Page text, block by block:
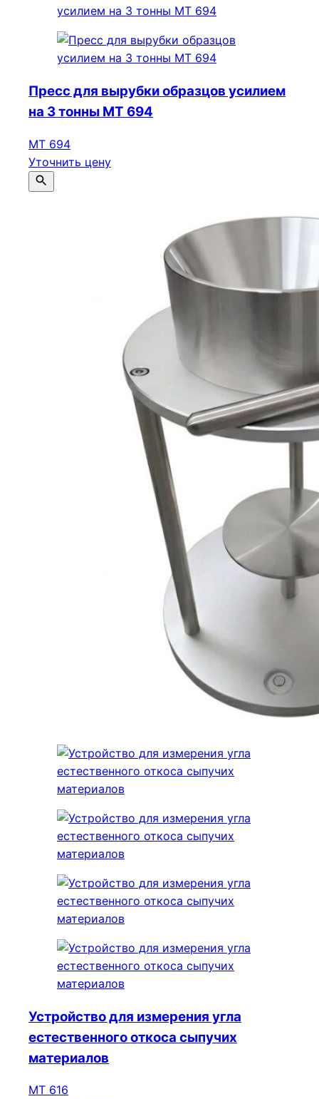
Пресс для вырубки образцов усилием
на 3 тонны МТ 694
МТ 694
Уточнить цену
Устройство для измерения угла
естественного откоса сыпучих
материалов
МТ 616